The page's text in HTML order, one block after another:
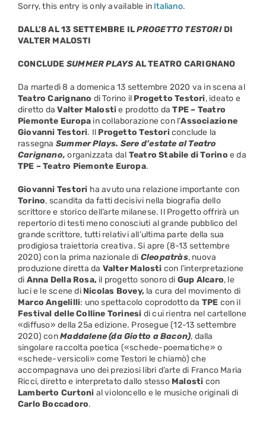
Sorry, this entry is only available in Italiano.
DALL’8 AL 13 SETTEMBRE ILPROGETTO TESTORI DI
VALTER MALOSTI
CONCLUDE SUMMER PLAYSAL TEATRO CARIGNANO
Da martedì 8 a domenica 13 settembre 2020 va in scena al
Teatro Carignano di Torino il Progetto Testori, ideato e
diretto daValter Malostie prodotto daTPE – Teatro
Piemonte Europa in collaborazione con l’Associazione
Giovanni Testori. Il Progetto Testoriconclude la
rassegna Summer Plays. Sere d’estate al Teatro
Carignano, organizzata dal Teatro Stabile di Torino e da
TPE – Teatro Piemonte Europa.
Giovanni Testori ha avuto una relazione importante con
Torino, scandita da fatti decisivi nella biografia dello
scrittore e storico dell’arte milanese. Il Progetto offrirà un
repertorio di testi meno conosciuti al grande pubblico del
grande scrittore, tutti relativi all’ultima parte della sua
prodigiosa traiettoria creativa. Si apre (8-13 settembre
2020) con la prima nazionale di Cleopatràs, nuova
produzione diretta da Valter Malosti con l’interpretazione
di Anna Della Rosa, il progetto sonoro di Gup Alcaro, le
luci e le scene diNicolas Bovey, la cura del movimento di
Marco Angelilli: uno spettacolo coprodotto da TPE con il
Festival delle Colline Torinesi di cui rientra nel cartellone
«diffuso» della 25a edizione. Prosegue (12-13 settembre
2020) conMaddalene (da Giotto a Bacon), dalla
singolare raccolta poetica («schede-poematiche» o
«schede-versicoli» come Testori le chiamò) che
accompagnava uno dei preziosi libri d’arte di Franco Maria
Ricci, diretto e interpretato dallo stesso Malosti con
Lamberto Curtoni al violoncello e le musiche originali di
Carlo Boccadoro.